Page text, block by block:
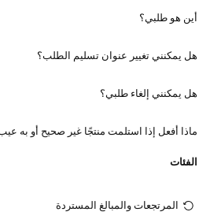
أين هو طلبي؟
هل يمكنني تغيير عنوان تسليم الطلب؟
هل يمكنني إلغاء طلبي؟
ماذا أفعل إذا استلمت منتجًا غير صحيح أو به
الفئات
المرتجعات والمبالغ المستردة